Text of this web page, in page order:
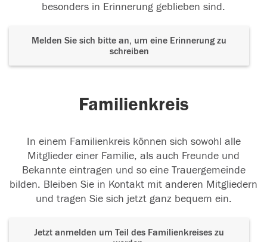
besonders in Erinnerung geblieben sind.
Melden Sie sich bitte an, um eine Erinnerung zu
schreiben
Familienkreis
In einem Familienkreis können sich sowohl alle
Mitglieder einer Familie, als auch Freunde und
Bekannte eintragen und so eine Trauergemeinde
bilden. Bleiben Sie in Kontakt mit anderen Mitgliedern
und tragen Sie sich jetzt ganz bequem ein.
Jetzt anmelden um Teil des Familienkreises zu